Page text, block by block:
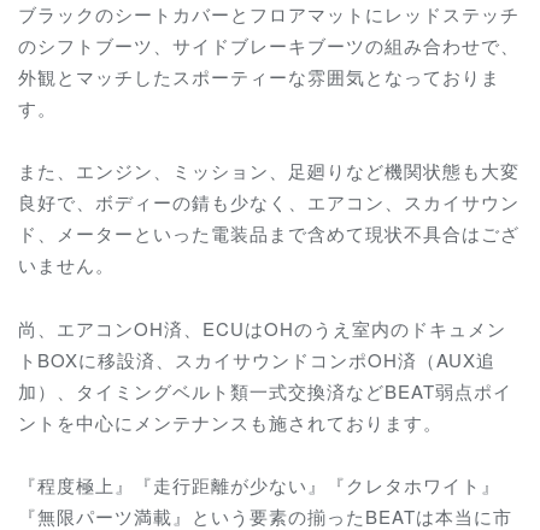
ブラックのシートカバーとフロアマットにレッドステッチ
のシフトブーツ、サイドブレーキブーツの組み合わせで、
外観とマッチしたスポーティーな雰囲気となっておりま
す。
また、エンジン、ミッション、足廻りなど機関状態も大変
良好で、ボディーの錆も少なく、エアコン、スカイサウン
ド、メーターといった電装品まで含めて現状不具合はござ
いません。
尚、エアコンOH済、ECUはOHのうえ室内のドキュメン
トBOXに移設済、スカイサウンドコンポOH済（AUX追
加）、タイミングベルト類一式交換済などBEAT弱点ポイ
ントを中心にメンテナンスも施されております。
『程度極上』『走行距離が少ない』『クレタホワイト』
『無限パーツ満載』という要素の揃ったBEATは本当に市